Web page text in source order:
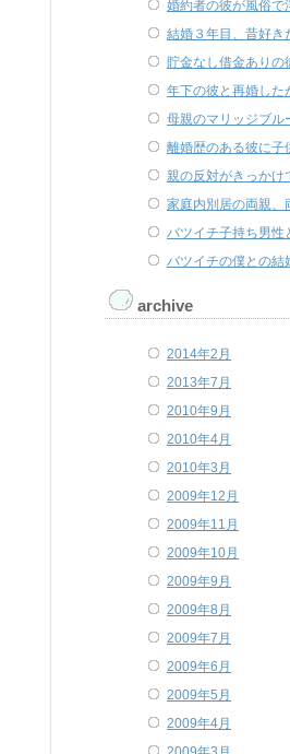
婚約者の彼が風俗で
結婚３年目、昔好き
貯金なし借金ありの
年下の彼と再婚した
母親のマリッジブル
離婚歴のある彼に子
親の反対がきっかけ
家庭内別居の両親、
バツイチ子持ち男
バツイチの僕との結
archive
2014年2月
2013年7月
2010年9月
2010年4月
2010年3月
2009年12月
2009年11月
2009年10月
2009年9月
2009年8月
2009年7月
2009年6月
2009年5月
2009年4月